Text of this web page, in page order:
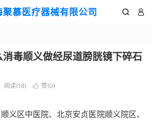
聚慕医疗器械有限公司  
毒顺义做经尿道膀胱镜下碎石
阅读(18)  赞(0)
义区中医院、北京安贞医院顺义院区、